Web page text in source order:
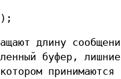
длину
буфер,
принимаются